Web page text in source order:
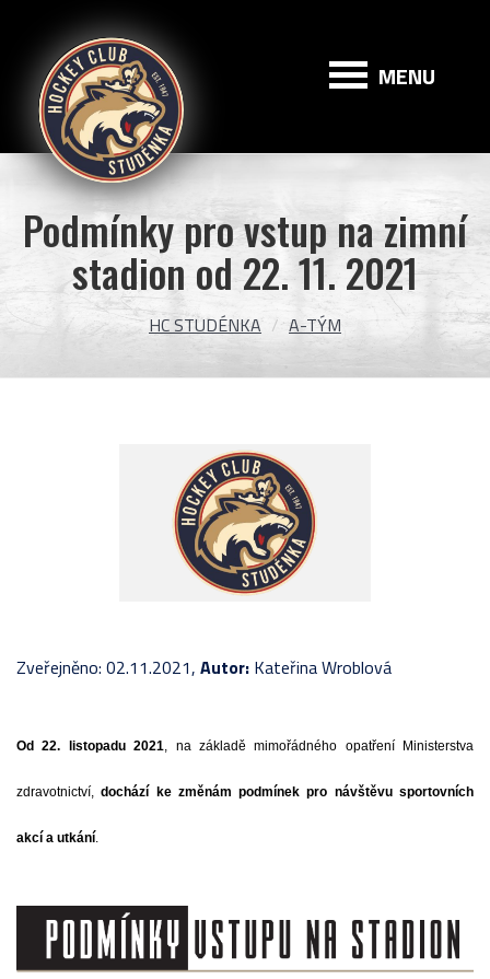
Studénka
MENU
Podmínky pro vstup na zimní
stadion od 22. 11. 2021
HC STUDÉNKA A-TÝM
Zveřejněno: 02.11.2021, Autor: Kateřina Wroblová
Od 22. listopadu 2021, na základě mimořádného opatření Ministerstva
zdravotnictví,dochází ke změnám podmínek pro návštěvu sportovních
akcí a utkání.